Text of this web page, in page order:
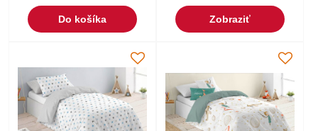
Do košíka Zobraziť